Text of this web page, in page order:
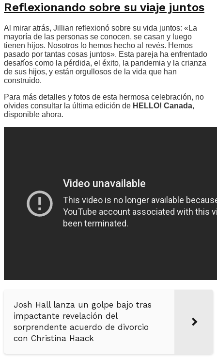
Reflexionando sobre su viaje juntos
Al mirar atrás, Jillian reflexionó sobre su vida juntos: «La
mayoría de las personas se conocen, se casan y luego
tienen hijos. Nosotros lo hemos hecho al revés. Hemos
pasado por tantas cosas juntos». Esta pareja ha enfrentado
desafíos como la pérdida, el éxito, la pandemia y la crianza
de sus hijos, y están orgullosos de la vida que han
construido.
Para más detalles y fotos de esta hermosa celebración, no
olvides consultar la última edición de HELLO! Canada,
disponible ahora.
Josh Hall lanza un golpe bajo tras
impactante revelación del
sorprendente acuerdo de divorcio
con Christina Haack